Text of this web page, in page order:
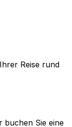
Reise rund
buchen Sie eine